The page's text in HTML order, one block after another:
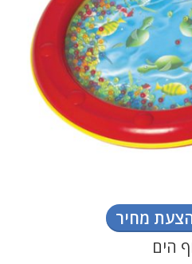
מחיר
הים